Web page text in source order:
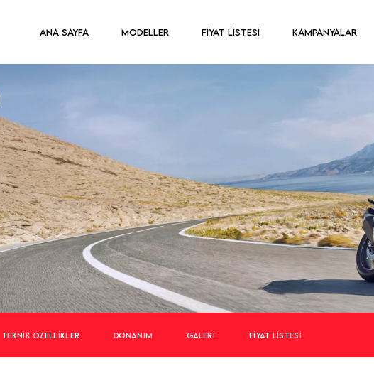
ANA SAYFA MODELLER FİYAT LİSTESİ KAMPANYALAR
TEKNIK ÖZELLIKLER DONANIM GALERI FIYAT LISTESI